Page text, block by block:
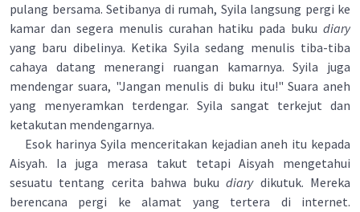
pulang bersama. Setibanya di rumah, Syila langsung pergi ke
kamar dan segera menulis curahan hatiku pada buku diary
yang baru dibelinya. Ketika Syila sedang menulis tiba-tiba
cahaya datang menerangi ruangan kamarnya. Syila juga
mendengar suara, "Jangan menulis di buku itu!" Suara aneh
yang menyeramkan terdengar. Syila sangat terkejut dan
ketakutan mendengarnya.
Esok harinya Syila menceritakan kejadian aneh itu kepada
Aisyah. Ia juga merasa takut tetapi Aisyah mengetahui
sesuatu tentang cerita bahwa bukudiarydikutuk. Mereka
berencana pergi ke alamat yang tertera di internet.